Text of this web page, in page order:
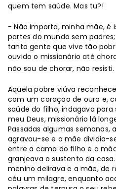
quem tem saúde. Mas tu?!
- Não importa, minha mãe, é
partes do mundo sem
tanta gente que vive tão
ouvido o missionário até
não sou de chorar, não resisti.
Aquela pobre viúva
com um coração de ouro e,
saúde do filho, indagava para
meu Deus, missionário lá
Passadas algumas semanas,
agravou-se e a mãe dividia-
entre a cama do filho e a
granjeava o sustento da
menino delirava e a mãe, de
céu um milagre, enquanto